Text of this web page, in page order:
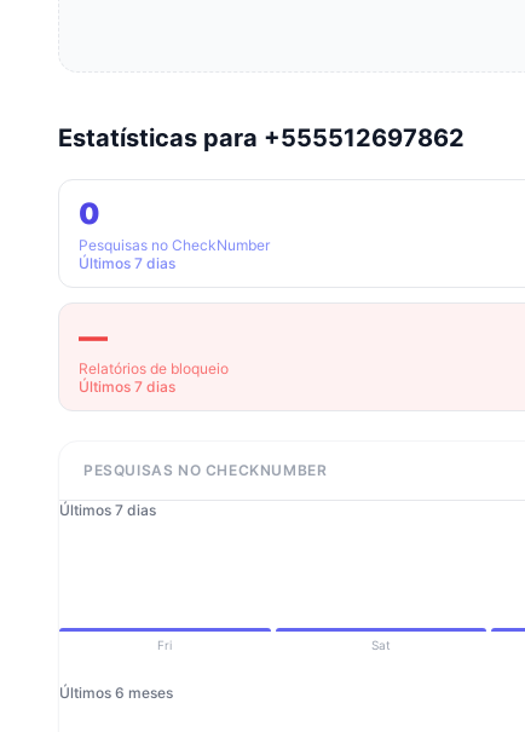
Estatísticas para +555512697862
0
Pesquisas no CheckNumber
Últimos 7 dias
—
Relatórios de bloqueio
Últimos 7 dias
PESQUISAS NO CHECKNUMBER
Últimos 7 dias
Fri Sat
Últimos 6 meses